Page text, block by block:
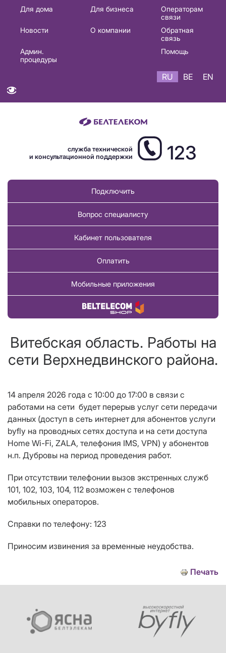
Основная
навигация
Для дома Для бизнеса
Операторам
связи
Новости
О компании
Обратная
связь
Админ.
процедуры
Помощь
RU BE EN
служба технической
и консультационной поддержки
123
Подключить
Вопрос специалисту
Кабинет пользователя
Оплатить
Мобильные приложения
Купить товар
Витебская область. Работы на
сети Верхнедвинского района.
14 апреля 2026 года c 10:00 до 17:00 в связи с
работами на сети будет перерыв услуг сети передачи
данных (доступ в сеть интернет для абонентов услуги
byfly на проводных сетях доступа и на сети доступа
Home Wi-Fi, ZALA, телефония IMS, VPN) у абонентов
н.п. Дубровы на период проведения работ.
При отсутствии телефонии вызов экстренных служб
101, 102, 103, 104, 112 возможен с телефонов
мобильных операторов.
Справки по телефону: 123
Приносим извинения за временные неудобства.
Печать